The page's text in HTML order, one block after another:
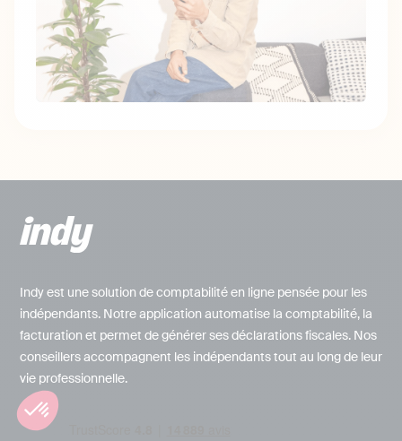
Indy est une solution de comptabilité en ligne pensée pour les
indépendants. Notre application automatise la comptabilité, la
facturation et permet de générer ses déclarations fiscales. Nos
conseillers accompagnent les indépendants tout au long de leur
vie professionnelle.